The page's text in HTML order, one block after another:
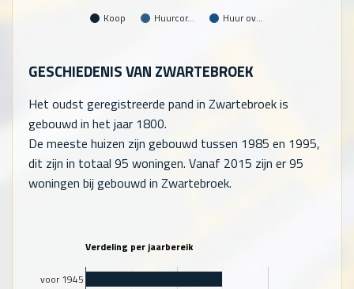
Koop Huurcor… Huur ov…
GESCHIEDENIS VAN ZWARTEBROEK
Het oudst geregistreerde pand in Zwartebroek is
gebouwd in het jaar 1800.
De meeste huizen zijn gebouwd tussen 1985 en 1995,
dit zijn in totaal 95 woningen. Vanaf 2015 zijn er95
woningen bij gebouwd in Zwartebroek.
Verdeling per jaarbereik
voor 1945